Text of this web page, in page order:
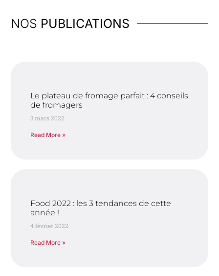
NOS PUBLICATIONS
Le plateau de fromage parfait : 4 conseils
de fromagers
3 mars 2022
Read More »
Food 2022 : les 3 tendances de cette
année !
4 février 2022
Read More »